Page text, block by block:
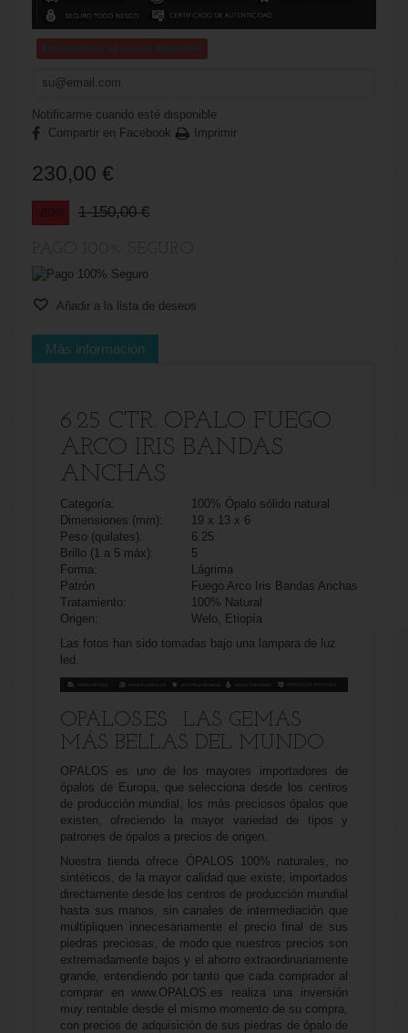
Este producto ya no está disponible
Notificarme cuando esté disponible
Compartir en Facebook
Imprimir
230,00 €
-80% 1 150,00 €
Añadir a la lista de deseos
Más información
6.25 CTR. OPALO FUEGO
ARCO IRIS BANDAS
ANCHAS
Categoría:
100% Ópalo sólido natural
Dimensiones (mm):
19 x 13 x 6
Peso (quilates):
6.25
Brillo (1 a 5 máx):
5
Forma:
Lágrima
Patrón
Fuego Arco Iris Bandas Anchas
Tratamiento:
100% Natural
Origen:
Welo, Etiopía
Las fotos han sido tomadas bajo una lampara de luz
led.
OPALOS.ES · LAS GEMAS
MÁS BELLAS DEL MUNDO.
OPALOS es uno de los mayores importadores de
ópalos de Europa, que selecciona desde los centros
de producción mundial, los más preciosos ópalos que
existen, ofreciendo la mayor variedad de tipos y
patrones de ópalos a precios de origen.
Nuestra tienda ofrece ÓPALOS 100% naturales, no
sintéticos, de la mayor calidad que existe, importados
directamente desde los centros de producción mundial
hasta sus manos, sin canales de intermediación que
multipliquen innecesariamente el precio final de sus
piedras preciosas, de modo que nuestros precios son
extremadamente bajos y el ahorro extraordinariamente
grande, entendiendo por tanto que cada comprador al
comprar en www.OPALOS.es realiza una inversión
muy rentable desde el mismo momento de su compra,
con precios de adquisición de sus piedras de ópalo de